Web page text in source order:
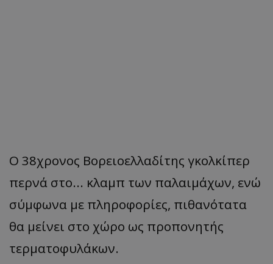
Ο 38χρονος Βορειοελλαδίτης γκολκίπερ
περνά στο... κλαμπ των παλαιμάχων, ενώ
σύμφωνα με πληροφορίες, πιθανότατα
θα μείνει στο χώρο ως προπονητής
τερματοφυλάκων.